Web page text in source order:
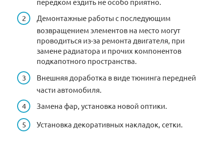
Демонтажные работы с последующим
возвращением элементов на место могут
проводиться из-за ремонта двигателя, при
замене радиатора и прочих компонентов
подкапотного пространства.
Внешняя доработка в виде тюнинга передней
части автомобиля.
Замена фар, установка новой оптики.
Установка декоративных накладок, сетки.